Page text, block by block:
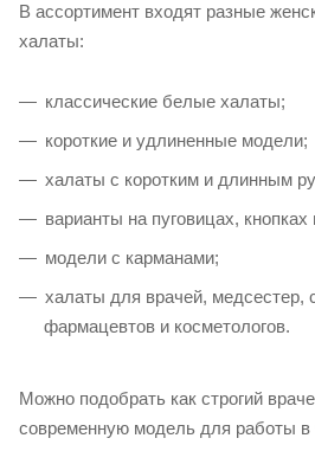
В ассортимент входят разные
халаты:
классические белые халаты;
короткие и удлиненные модели;
халаты с коротким и длинным
варианты на пуговицах,
модели с карманами;
халаты для врачей, медсестер,
фармацевтов и косметологов.
Можно подобрать как строгий
современную модель для работы в